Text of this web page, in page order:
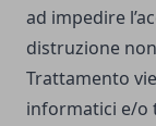
ad impedire
distruzione
Trattamento
informatici e/o